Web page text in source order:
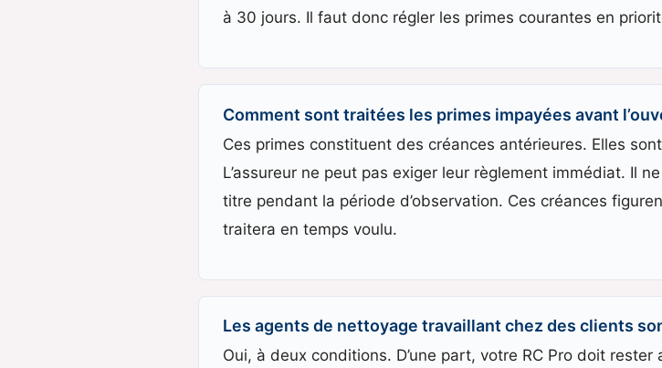
à 30 jours. Il faut donc régler les primes courantes en
Comment sont traitées les primes impayées avant
Ces primes constituent des créances antérieures. Elles
L’assureur ne peut pas exiger leur règlement immédiat. Il
titre pendant la période d’observation. Ces créances
traitera en temps voulu.
Les agents de nettoyage travaillant chez des clients
Oui, à deux conditions. D’une part, votre RC Pro doit